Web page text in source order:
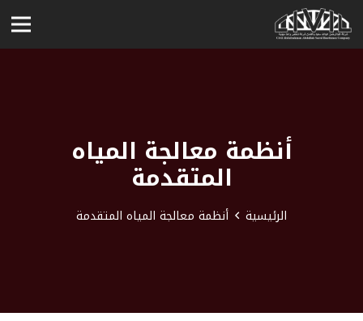
أنظمة معالجة المياه
المتقدمة
الرئيسية أنظمة معالجة المياه المتقدمة